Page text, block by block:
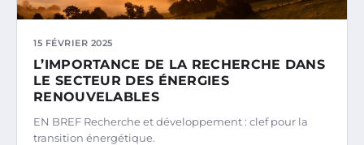
15 FÉVRIER 2025
L’IMPORTANCE DE LA RECHERCHE DANS
LE SECTEUR DES ÉNERGIES
RENOUVELABLES
EN BREF Recherche et développement : clef pour la
transition énergétique.